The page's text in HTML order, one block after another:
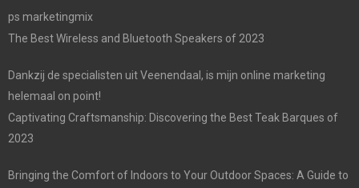
ps marketingmix
The Best Wireless and Bluetooth Speakers of 2023
Dankzij de specialisten uit Veenendaal, is mijn online marketing
helemaal on point!
Captivating Craftsmanship: Discovering the Best Teak Barques of
2023
Bringing the Comfort of Indoors to Your Outdoor Spaces: A Guide to